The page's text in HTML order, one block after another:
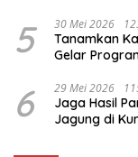
5 30 Mei 2026
Tanamkan
Gelar
6 29 Mei 2026
Jaga Hasil
Jagung di